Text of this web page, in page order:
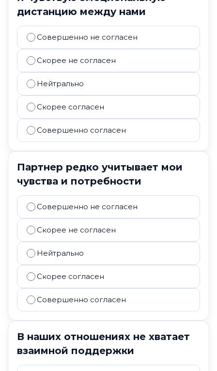
дистанцию между нами
Совершенно не согласен
Скорее не согласен
Нейтрально
Скорее согласен
Совершенно согласен
Партнер редко учитывает мои
чувства и потребности
Совершенно не согласен
Скорее не согласен
Нейтрально
Скорее согласен
Совершенно согласен
В наших отношениях не хватает
взаимной поддержки